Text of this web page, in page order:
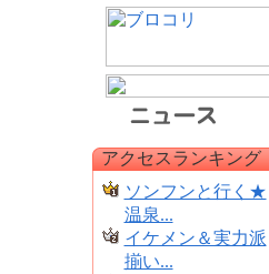
アクセスランキング
ソンフンと行く★
温泉...
イケメン＆実力派
揃い...